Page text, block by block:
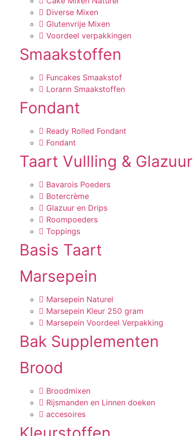
Diverse Mixen
Glutenvrije Mixen
Voordeel verpakkingen
Smaakstoffen
Funcakes Smaakstof
Lorann Smaakstoffen
Fondant
Ready Rolled Fondant
Fondant
Taart Vullling & Glazuur
Bavarois Poeders
Botercrème
Glazuur en Drips
Roompoeders
Toppings
Basis Taart
Marsepein
Marsepein Naturel
Marsepein Kleur 250 gram
Marsepein Voordeel Verpakking
Bak Supplementen
Brood
Broodmixen
Rijsmanden en Linnen doeken
accesoires